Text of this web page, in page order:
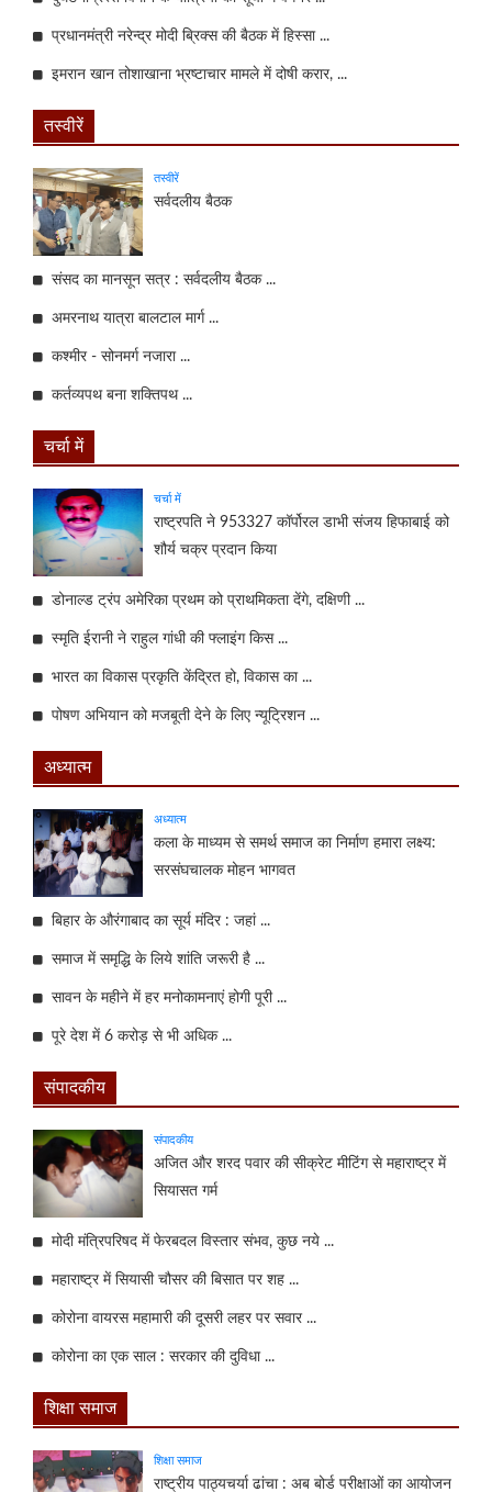
प्रधानमंत्री नरेन्द्र मोदी ब्रिक्स की बैठक में हिस्सा ...
इमरान खान तोशाखाना भ्रष्टाचार मामले में दोषी करार, ...
तस्वीरें
तस्वीरें
सर्वदलीय बैठक
संसद का मानसून सत्र : सर्वदलीय बैठक ...
अमरनाथ यात्रा बालटाल मार्ग ...
कश्मीर - सोनमर्ग नजारा ...
कर्तव्यपथ बना शक्तिपथ ...
चर्चा में
चर्चा में
राष्ट्रपति ने 953327 कॉर्पोरल डाभी संजय हिफाबाई को
शौर्य चक्र प्रदान किया
डोनाल्ड ट्रंप अमेरिका प्रथम को प्राथमिकता देंगे, दक्षिणी ...
स्मृति ईरानी ने राहुल गांधी की फ्लाइंग किस ...
भारत का विकास प्रकृति केंद्रित हो, विकास का ...
पोषण अभियान को मजबूती देने के लिए न्यूट्रिशन ...
अध्यात्म
अध्यात्म
कला के माध्यम से समर्थ समाज का निर्माण हमारा लक्ष्य:
सरसंघचालक मोहन भागवत
बिहार के औरंगाबाद का सूर्य मंदिर : जहां ...
समाज में समृद्धि के लिये शांति जरूरी है ...
सावन के महीने में हर मनोकामनाएं होगी पूरी ...
पूरे देश में 6 करोड़ से भी अधिक ...
संपादकीय
संपादकीय
अजित और शरद पवार की सीक्रेट मीटिंग से महाराष्ट्र में
सियासत गर्म
मोदी मंत्रिपरिषद में फेरबदल विस्तार संभव, कुछ नये ...
महाराष्ट्र में सियासी चौसर की बिसात पर शह ...
कोरोना वायरस महामारी की दूसरी लहर पर सवार ...
कोरोना का एक साल : सरकार की दुविधा ...
शिक्षा समाज
शिक्षा समाज
राष्ट्रीय पाठ्यचर्या ढांचा : अब बोर्ड परीक्षाओं का आयोजन